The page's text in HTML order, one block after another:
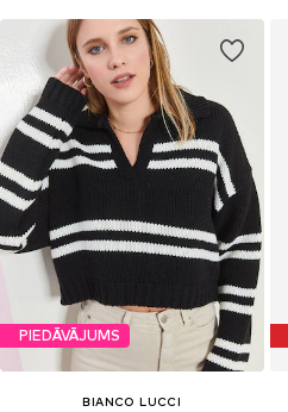
PIEDĀVĀJUMS
BIANCO LUCCI